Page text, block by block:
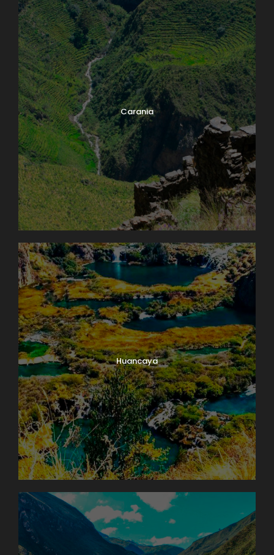
Carania
Huancaya